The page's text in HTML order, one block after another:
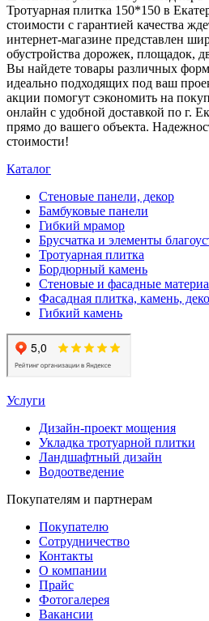
Тротуарная плитка 150*150 в
стоимости с гарантией качества
интернет-магазине представлен
обустройства дорожек, площадок,
Вы найдете товары различных
идеально подходящих под ваш
акции помогут сэкономить на
онлайн с удобной доставкой по г.
прямо до вашего объекта.
стоимости!
Каталог
Стеновые панели, декор
Бамбуковые панели
Гибкий мрамор
Брусчатка и элементы
Тротуарная плитка
Бордюрный камень
Стеновые и фасадные
Фасадная плитка, камень,
Гибкий камень
Услуги
Дизайн-проект мощения
Укладка тротуарной плитки
Ландшафтный дизайн
Водоотведение
Покупателям и партнерам
Покупателю
Сотрудничество
Контакты
О компании
Прайс
Фотогалерея
Вакансии